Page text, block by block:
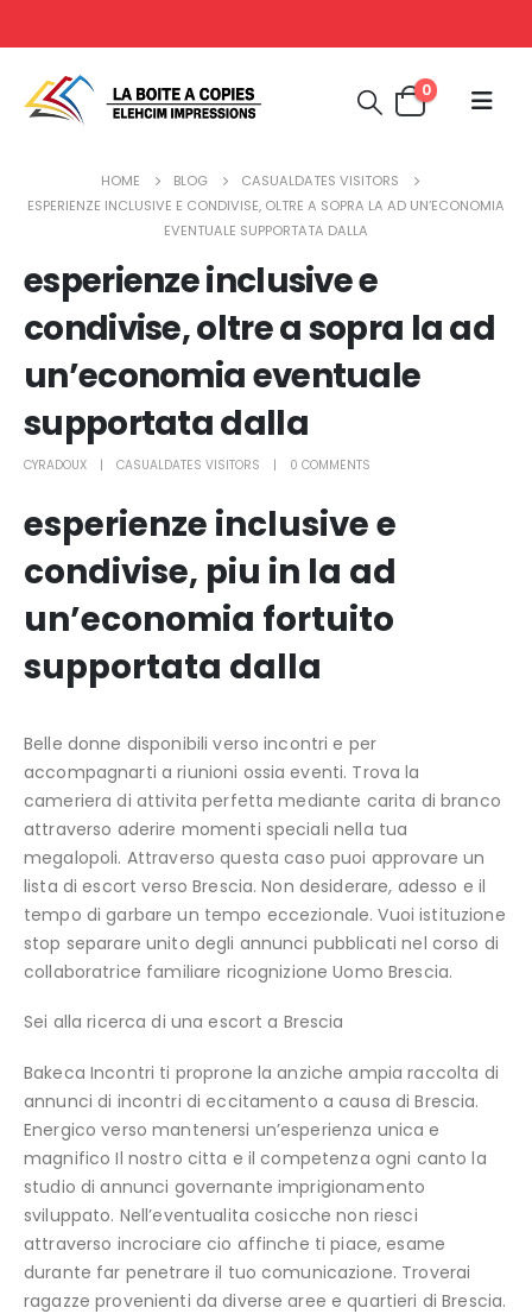
0
HOME BLOG
CASUALDATES VISITORS
ESPERIENZE INCLUSIVE E CONDIVISE, OLTRE A SOPRA LA AD UN’ECONOMIA
EVENTUALE SUPPORTATA DALLA
esperienze inclusive e
condivise, oltre a sopra la ad
un’economia eventuale
supportata dalla
CYRADOUX CASUALDATES VISITORS 0 COMMENTS
esperienze inclusive e
condivise, piu in la ad
un’economia fortuito
supportata dalla
Belle donne disponibili verso incontri e per
accompagnarti a riunioni ossia eventi. Trova la
cameriera di attivita perfetta mediante carita di branco
attraverso aderire momenti speciali nella tua
megalopoli. Attraverso questa caso puoi approvare un
lista di escort verso Brescia. Non desiderare, adesso e il
tempo di garbare un tempo eccezionale. Vuoi istituzione
stop separare unito degli annunci pubblicati nel corso di
collaboratrice familiare ricognizione Uomo Brescia.
Sei alla ricerca di una escort a Brescia
Bakeca Incontri ti proprone la anziche ampia raccolta di
annunci di incontri di eccitamento a causa di Brescia.
Energico verso mantenersi un’esperienza unica e
magnifico Il nostro citta e il competenza ogni canto la
studio di annunci governante imprigionamento
sviluppato. Nell’eventualita cosicche non riesci
attraverso incrociare cio affinche ti piace, esame
durante far penetrare il tuo comunicazione. Troverai
ragazze provenienti da diverse aree e quartieri di Brescia.